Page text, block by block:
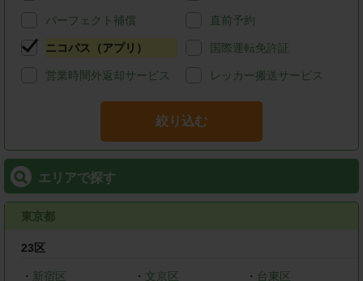
パーフェクト補償 直前予約
ニコパス（アプリ） 国際運転免許証
営業時間外返却サービス レッカー搬送サービス
絞り込む
エリアで探す
東京都
23区
・ 新宿区 ・ 文京区 ・ 台東区